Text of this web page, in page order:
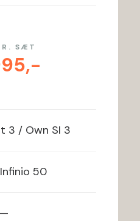
SÆT
3 / Own SI 3
Infinio 50
—